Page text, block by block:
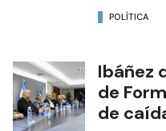
POLÍTICA
Ibáñez
de
de